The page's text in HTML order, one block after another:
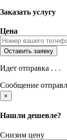
Заказать услугу
Цена
Идет отправка . . .
Сообщение
×
Нашли дешевле?
Снизим цену